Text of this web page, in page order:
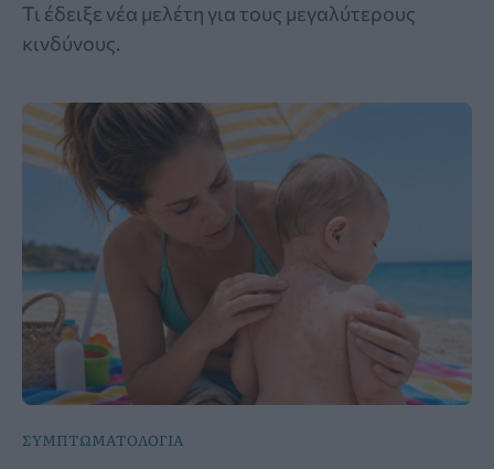
Τι έδειξε νέα μελέτη για τους μεγαλύτερους
κινδύνους.
ΣΥΜΠΤΩΜΑΤΟΛΟΓΙΑ